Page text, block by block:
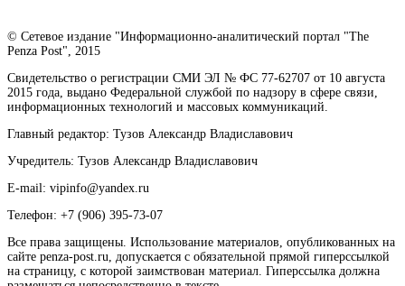
© Сетевое издание "Информационно-аналитический портал "The
Penza Post", 2015
Свидетельство о регистрации СМИ ЭЛ № ФС 77-62707 от 10 августа
2015 года, выдано Федеральной службой по надзору в сфере связи,
информационных технологий и массовых коммуникаций.
Главный редактор: Тузов Александр Владиславович
Учредитель: Тузов Александр Владиславович
E-mail: vipinfo@yandex.ru
Телефон: +7 (906) 395-73-07
Все права защищены. Использование материалов, опубликованных на
сайте penza-post.ru, допускается с обязательной прямой гиперссылкой
на страницу, с которой заимствован материал. Гиперссылка должна